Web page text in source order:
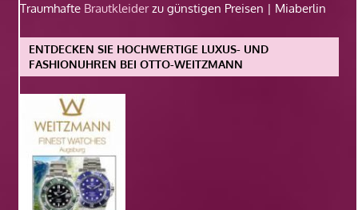
Traumhafte Brautkleiderzu günstigen Preisen | Miaberlin
ENTDECKEN SIE HOCHWERTIGE LUXUS- UND
FASHIONUHREN BEI OTTO-WEITZMANN